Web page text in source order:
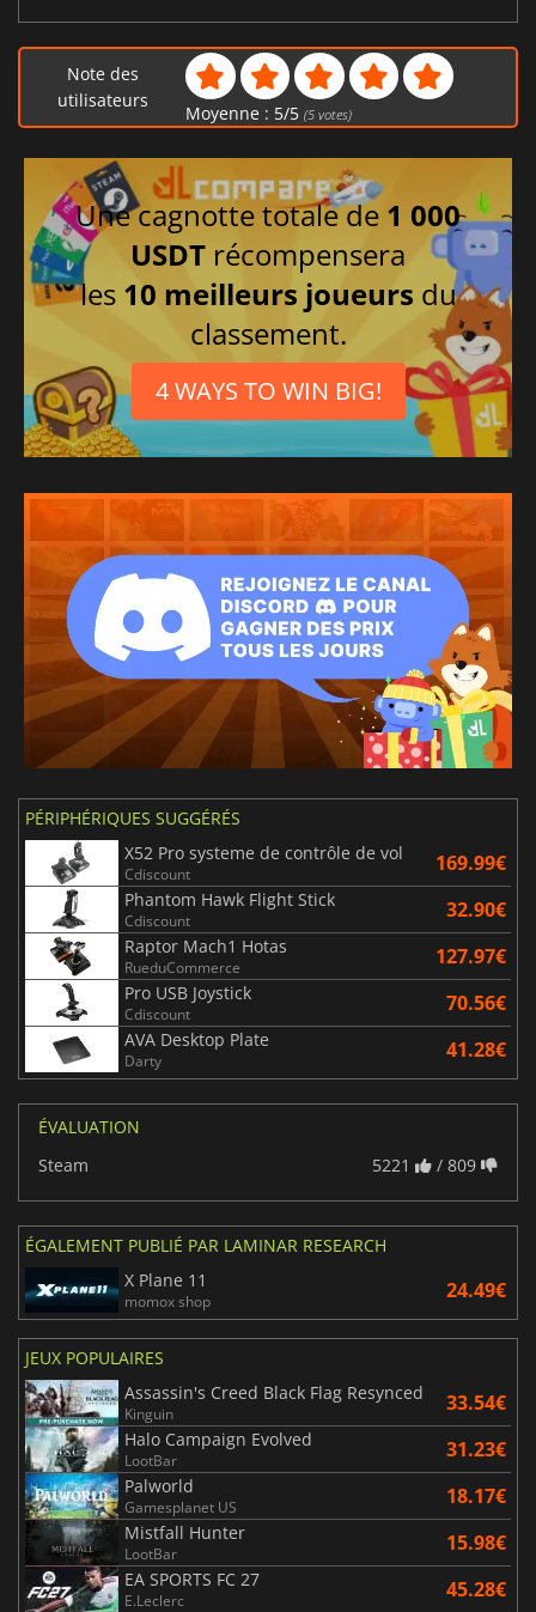
Note des
utilisateurs
Moyenne : 5/5 (5votes)
Une cagnotte totale de 1 000
USDT récompensera
les 10 meilleurs joueurs du
classement.
4 WAYS TO WIN BIG!
PÉRIPHÉRIQUES SUGGÉRÉS
X52 Pro systeme de contrôle de vol
Cdiscount 169.99€
Phantom Hawk Flight Stick
Cdiscount 32.90€
Raptor Mach1 Hotas
RueduCommerce 127.97€
Pro USB Joystick
Cdiscount 70.56€
AVA Desktop Plate
Darty 41.28€
ÉVALUATION
Steam
5221 / 809
ÉGALEMENT PUBLIÉ PAR LAMINAR RESEARCH
X Plane 11
momox shop 24.49€
JEUX POPULAIRES
Assassin's Creed Black Flag Resynced
Kinguin 33.54€
Halo Campaign Evolved
LootBar 31.23€
Palworld
Gamesplanet US 18.17€
Mistfall Hunter
LootBar 15.98€
EA SPORTS FC 27
E.Leclerc 45.28€